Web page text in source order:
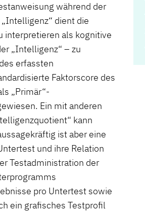
während der
dient die
interpretieren als kognitive
„Intelligenz“ – zu
erfassten
Faktorscore des
„Primär“-
Ein mit anderen
kann
ist aber eine
und ihre Relation
Testadministration der
pro Untertest sowie
ein grafisches Testprofil